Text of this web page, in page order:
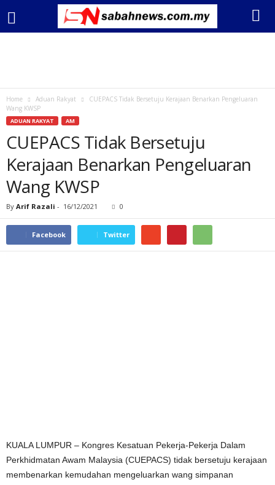
Home Aduan Rakyat
CUEPACS Tidak Bersetuju Kerajaan Benarkan Pengeluaran
Wang KWSP
ADUAN RAKYAT AM
CUEPACS Tidak Bersetuju
Kerajaan Benarkan Pengeluaran
Wang KWSP
By Arif Razali - 16/12/2021 0
Facebook Twitter
KUALA LUMPUR – Kongres Kesatuan Pekerja-Pekerja Dalam
Perkhidmatan Awam Malaysia (CUEPACS) tidak bersetuju kerajaan
membenarkan kemudahan mengeluarkan wang simpanan